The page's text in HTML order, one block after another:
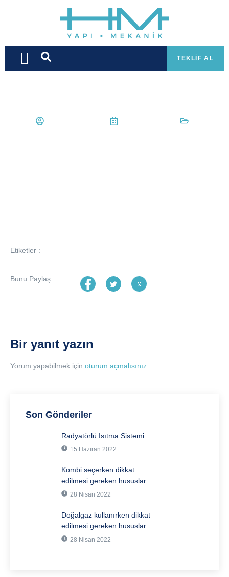
TEKLIF AL
Etiketler :
Bunu Paylaş :
Bir yanıt yazın
Yorum yapabilmek için oturum açmalısınız
Son Gönderiler
Radyatörlü Isıtma Sistemi
15 Haziran 2022
Kombi seçerken dikkat
edilmesi gereken hususlar.
28 Nisan 2022
Doğalgaz kullanırken dikkat
edilmesi gereken hususlar.
28 Nisan 2022